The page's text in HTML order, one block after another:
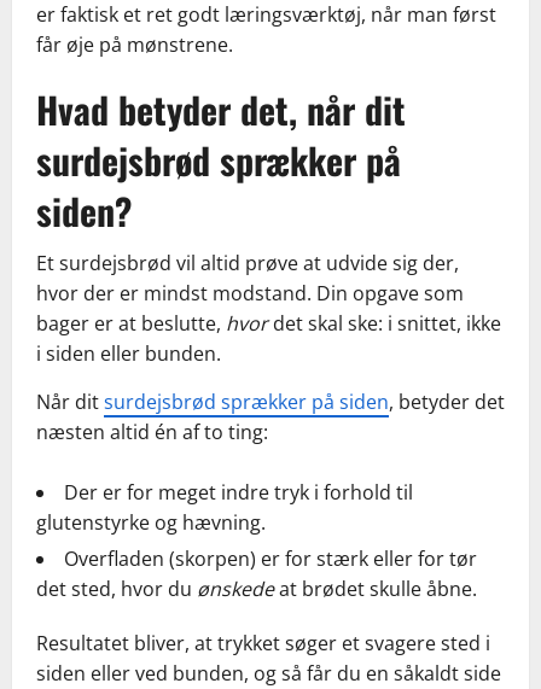
er faktisk et ret godt læringsværktøj, når man først
får øje på mønstrene.
Hvad betyder det, når dit
surdejsbrød sprækker på
siden?
Et surdejsbrød vil altid prøve at udvide sig der,
hvor der er mindst modstand. Din opgave som
bager er at beslutte, hvordet skal ske: i snittet, ikke
i siden eller bunden.
Når ditsurdejsbrød sprækker på siden, betyder det
næsten altid én af to ting:
Der er for meget indre tryk i forhold til
glutenstyrke og hævning.
Overfladen (skorpen) er for stærk eller for tør
det sted, hvor du ønskedeat brødet skulle åbne.
Resultatet bliver, at trykket søger et svagere sted i
siden eller ved bunden, og så får du en såkaldt side